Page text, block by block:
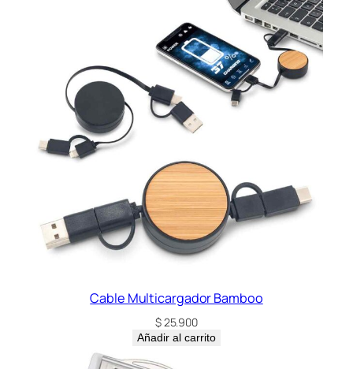
Cable Multicargador Bamboo
$25.900
Añadir al carrito